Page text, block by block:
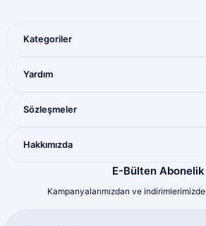
Kategoriler
Yardım
Sözleşmeler
Hakkımızda
E-Bülten Abonelik
Kampanyalarımızdan ve